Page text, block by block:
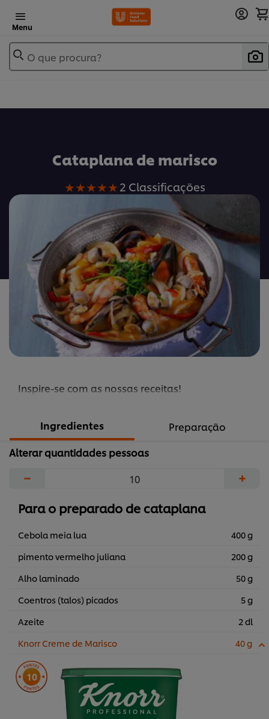
Menu
O que procura?
Cataplana de marisco
A
classificação
média
deste
Cataplana
de
marisco
é
5.0
de
5
de
classificações.
2 Classificações
Inspire-se com as nossas receitas!
Ingredientes
Preparação
Alterar quantidades pessoas
− +
Para o preparado de cataplana
Cebola meia lua
400 g
pimento vermelho juliana
200 g
Alho laminado
50 g
Coentros (talos) picados
5 g
Azeite
2 dl
Knorr Creme de Marisco
40 g
10